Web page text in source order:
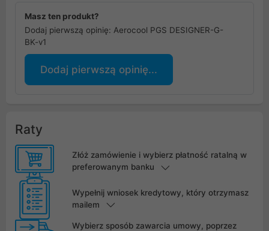
Masz ten produkt?
Dodaj pierwszą opinię: Aerocool PGS DESIGNER-G-
BK-v1
Dodaj pierwszą opinię...
Raty
Złóż zamówienie i wybierz płatność ratalną w
preferowanym banku
Wypełnij wniosek kredytowy, który otrzymasz
mailem
Wybierz sposób zawarcia umowy, poprzez